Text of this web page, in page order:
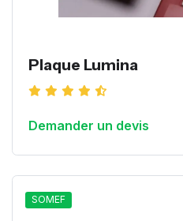
Plaque Lumina
Demander un devis
SOMEF